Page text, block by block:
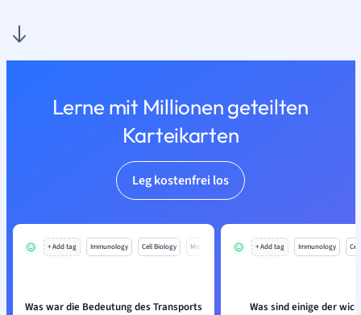
Lerne mit Millionen geteilten
Karteikarten
Leg kostenfrei los
+ Add tag Immunology Cell Biology Mo
Was war die Bedeutung des Transports
+ Add tag Immunology
Was sind einige der